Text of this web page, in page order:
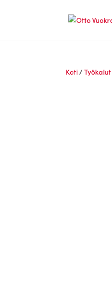
Koti/Työkalut